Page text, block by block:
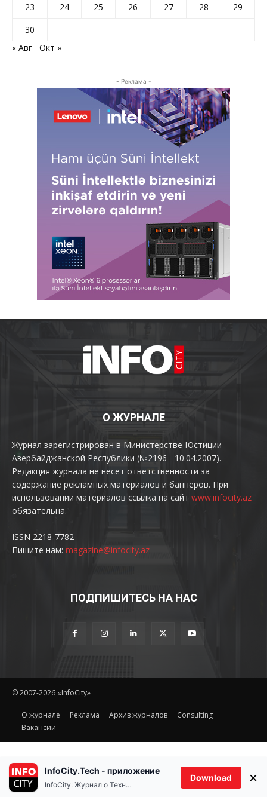
23
24 25 26 27 28
29
30
« Авг
Окт »
- Реклама -
О ЖУРНАЛЕ
Журнал зарегистрирован в Министерстве Юстиции
Азербайджанской Республики (№2196 - 10.04.2007).
Редакция журнала не несет ответственности за
содержание рекламных материалов и баннеров. При
использовании материалов ссылка на сайт www.infocity.az
обязательна.
ISSN 2218-7782
Пишите нам: magazine@infocity.az
ПОДПИШИТЕСЬ НА НАС
© 2007-2026 «InfoCity»
O журнале Реклама Архив журналов
Consulting
Вакансии
Ethereum(ETH) $1,901.49
InfoCity.Tech - приложение
InfoCity: Журнал о Технологиях
Download ×